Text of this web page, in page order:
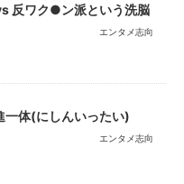
反ワク●ン派という洗脳
エンタメ志向
一体(にしんいったい)
エンタメ志向